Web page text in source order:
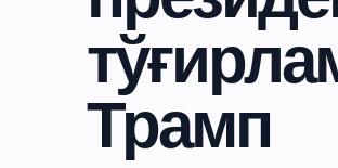
Трамп